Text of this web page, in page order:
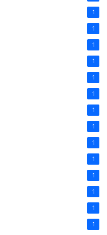
1
1
1
1
1
1
1
1
1
1
1
1
1
1